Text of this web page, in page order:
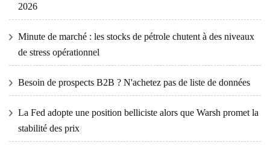
2026
Minute de marché : les stocks de pétrole chutent à des niveaux
de stress opérationnel
Besoin de prospects B2B ? N'achetez pas de liste de données
La Fed adopte une position belliciste alors que Warsh promet la
stabilité des prix